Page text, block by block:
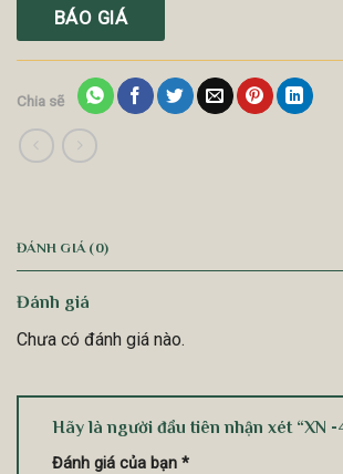
BÁO GIÁ
Chia sẽ
ĐÁNH GIÁ (0)
Đánh giá
Chưa có đánh giá nào.
Hãy là người đầu tiên nhận xét “XN -
Đánh giá của bạn *